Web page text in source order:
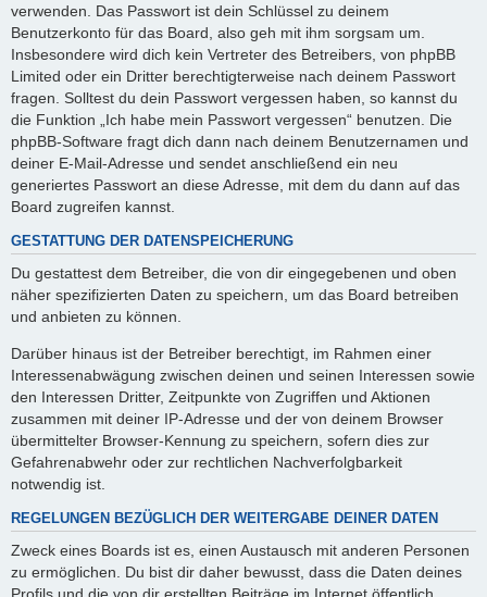
verwenden. Das Passwort ist dein Schlüssel zu deinem
Benutzerkonto für das Board, also geh mit ihm sorgsam um.
Insbesondere wird dich kein Vertreter des Betreibers, von phpBB
Limited oder ein Dritter berechtigterweise nach deinem Passwort
fragen. Solltest du dein Passwort vergessen haben, so kannst du
die Funktion „Ich habe mein Passwort vergessen“ benutzen. Die
phpBB-Software fragt dich dann nach deinem Benutzernamen und
deiner E-Mail-Adresse und sendet anschließend ein neu
generiertes Passwort an diese Adresse, mit dem du dann auf das
Board zugreifen kannst.
GESTATTUNG DER DATENSPEICHERUNG
Du gestattest dem Betreiber, die von dir eingegebenen und oben
näher spezifizierten Daten zu speichern, um das Board betreiben
und anbieten zu können.
Darüber hinaus ist der Betreiber berechtigt, im Rahmen einer
Interessenabwägung zwischen deinen und seinen Interessen sowie
den Interessen Dritter, Zeitpunkte von Zugriffen und Aktionen
zusammen mit deiner IP-Adresse und der von deinem Browser
übermittelter Browser-Kennung zu speichern, sofern dies zur
Gefahrenabwehr oder zur rechtlichen Nachverfolgbarkeit
notwendig ist.
REGELUNGEN BEZÜGLICH DER WEITERGABE DEINER DATEN
Zweck eines Boards ist es, einen Austausch mit anderen Personen
zu ermöglichen. Du bist dir daher bewusst, dass die Daten deines
Profils und die von dir erstellten Beiträge im Internet öffentlich